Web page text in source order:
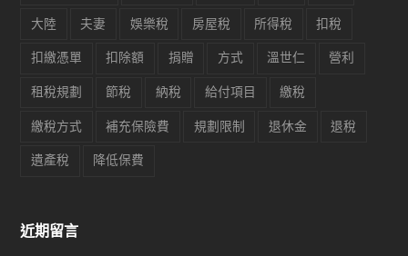
大陸 夫妻 娛樂稅 房屋稅 所得稅 扣稅
扣繳憑單 扣除額 捐贈 方式 溫世仁 營利
租稅規劃 節稅 納稅 給付項目 繳稅
繳稅方式 補充保險費 規劃限制 退休金 退稅
遺產稅 降低保費
近期留言